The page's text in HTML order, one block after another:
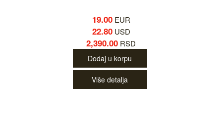
19.00EUR
22.80USD
2,390.00 RSD
Dodaj u korpu
Više detalja